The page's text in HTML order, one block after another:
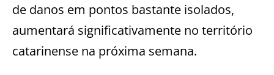
de danos em pontos bastante isolados,
aumentará significativamente no território
catarinense na próxima semana.